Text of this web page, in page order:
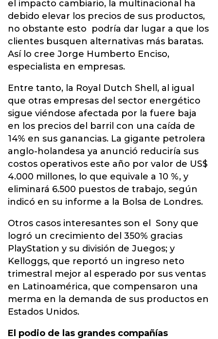
el impacto cambiario, la multinacional ha
debido elevar los precios de sus productos,
no obstante esto podría dar lugar a que los
clientes busquen alternativas más baratas.
Así lo cree Jorge Humberto Enciso,
especialista en empresas.
Entre tanto, la Royal Dutch Shell, al igual
que otras empresas del sector energético
sigue viéndose afectada por la fuere baja
en los precios del barril con una caída de
14% en sus ganancias. La gigante petrolera
anglo-holandesa ya anunció reduciría sus
costos operativos este año por valor de US$
4.000 millones, lo que equivale a 10 %, y
eliminará 6.500 puestos de trabajo, según
indicó en su informe a la Bolsa de Londres.
Otros casos interesantes son el Sony que
logró un crecimiento del 350% gracias
PlayStation y su división de Juegos; y
Kelloggs, que reportó un ingreso neto
trimestral mejor al esperado por sus ventas
en Latinoamérica, que compensaron una
merma en la demanda de sus productos en
Estados Unidos.
El podio de las grandes compañías